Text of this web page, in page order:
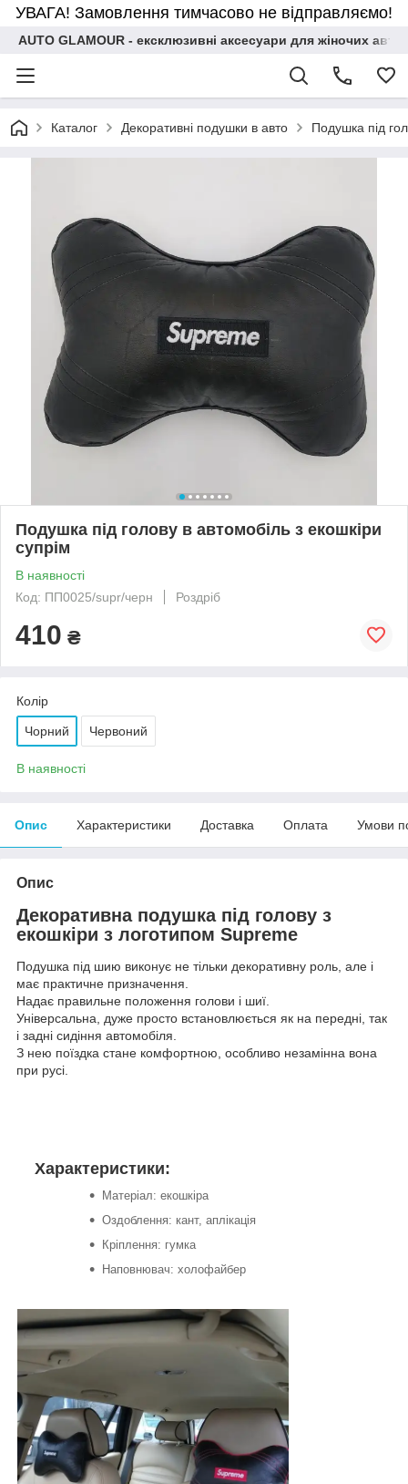
УВАГА! Замовлення тимчасово не відправляємо!
AUTO GLAMOUR - ексклюзивні аксесуари для жіночих
Каталог Декоративні подушки в авто Подушка під
Подушка під голову в автомобіль з екошкіри
супрім
В наявності
Код: ПП0025/supr/черн
Роздріб
410 ₴
Колір
Чорний Червоний
В наявності
Опис Характеристики Доставка Оплата Умови
Опис
Декоративна подушка під голову з
екошкіри з логотипом Supreme
Подушка під шию виконує не тільки декоративну роль, але і
має практичне призначення.
Надає правильне положення голови і шиї.
Універсальна, дуже просто встановлюється як на передні, так
і задні сидіння автомобіля.
З нею поїздка стане комфортною, особливо незамінна вона
при русі.
Характеристики:
Матеріал: екошкіра
Оздоблення: кант, аплікація
Кріплення: гумка
Наповнювач: холофайбер